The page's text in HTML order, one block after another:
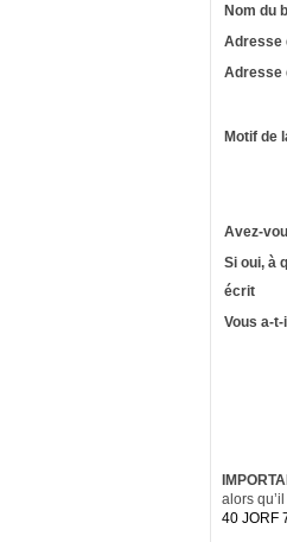
Nom du
Adresse
Adresse
Motif de
Avez-
Si oui, à
écrit
Vous a-
alors
40 JORF